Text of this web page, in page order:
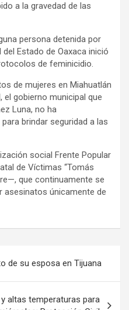
a la gravedad de las
persona detenida por
Estado de Oaxaca inició
de feminicidio.
de mujeres en Miahuatlán
el gobierno municipal que
Luna, no ha
brindar seguridad a las
social Frente Popular
de Víctimas “Tomás
que continuamente se
asesinatos únicamente de
de su esposa en Tijuana
altas temperaturas para